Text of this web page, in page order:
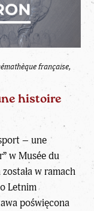
française,
histoire
– une
w Musée du
w ramach
Letnim
poświęcona